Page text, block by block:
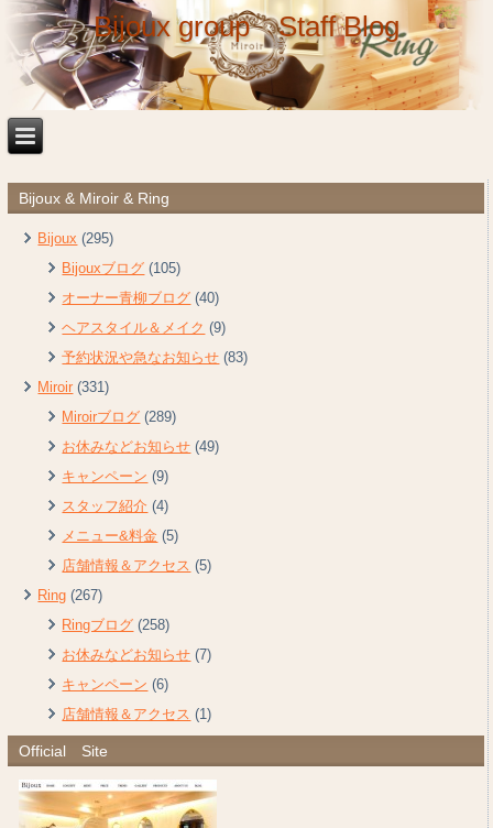
Bijoux group Staff Blog
Bijoux & Miroir & Ring
Bijoux (295)
Bijouxブログ (105)
オーナー青柳ブログ (40)
ヘアスタイル＆メイク (9)
予約状況や急なお知らせ (83)
Miroir (331)
Miroirブログ (289)
お休みなどお知らせ (49)
キャンペーン (9)
スタッフ紹介 (4)
メニュー&料金 (5)
店舗情報＆アクセス (5)
Ring (267)
Ringブログ (258)
お休みなどお知らせ (7)
キャンペーン (6)
店舗情報＆アクセス (1)
Official Site